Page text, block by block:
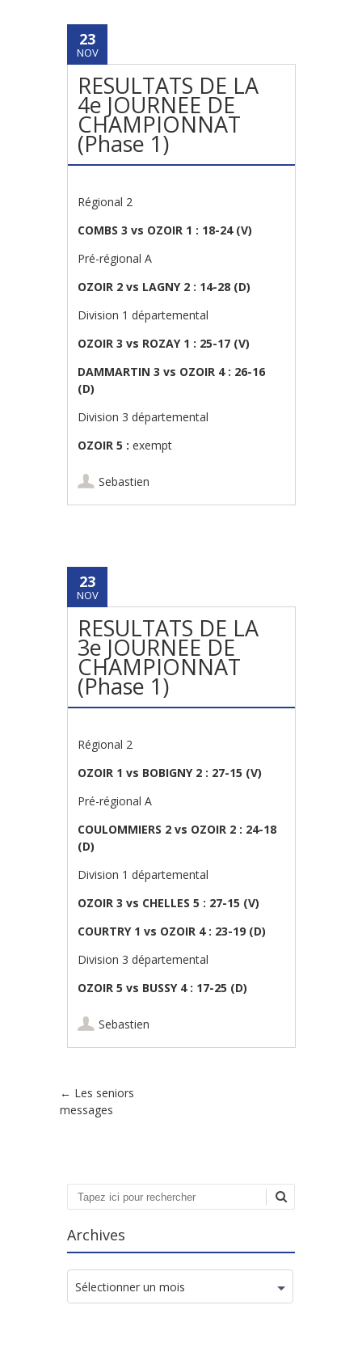
23
NOV
RESULTATS DE LA
4e JOURNEE DE
CHAMPIONNAT
(Phase 1)
Régional 2
COMBS 3 vs OZOIR 1 : 18-24 (V)
Pré-régional A
OZOIR 2 vs LAGNY 2 : 14-28 (D)
Division 1 départemental
OZOIR 3 vs ROZAY 1 : 25-17 (V)
DAMMARTIN 3 vs OZOIR 4 : 26-16
(D)
Division 3 départemental
OZOIR 5 :exempt
Sebastien
23
NOV
RESULTATS DE LA
3e JOURNEE DE
CHAMPIONNAT
(Phase 1)
Régional 2
OZOIR 1 vs BOBIGNY 2 : 27-15 (V)
Pré-régional A
COULOMMIERS 2 vs OZOIR 2 : 24-18
(D)
Division 1 départemental
OZOIR 3 vs CHELLES 5 : 27-15 (V)
COURTRY 1 vs OZOIR 4 : 23-19 (D)
Division 3 départemental
OZOIR 5 vs BUSSY 4 : 17-25 (D)
Sebastien
Poster navigation
← Les seniors
messages
Recherche
Archives
Archives
Sélectionner un mois